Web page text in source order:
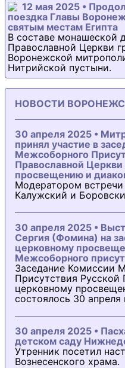
12 мая 2025 •
поездка Главы
святым местам Египта
В составе монашеской
Православной Церкви
Воронежской
Нитрийской пустыни.
НОВОСТИ
30 апреля 2025 •
принял участие в
Межсоборного
Православной
просвещению и
Модератором
Калужский и
30 апреля 2025 •
Сергия (Фомина) на
церковному
Межсоборного
Заседание Комиссии
Присутствия
церковному
состоялось 30 апреля
30 апреля 2025 •
детском саду
Утренник посетил
Вознесенского храма.